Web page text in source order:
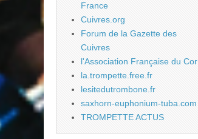
France
Cuivres.org
Forum de la Gazette des
Cuivres
l'Association Française du Cor
la.trompette.free.fr
lesitedutrombone.fr
saxhorn-euphonium-tuba.com
TROMPETTE ACTUS